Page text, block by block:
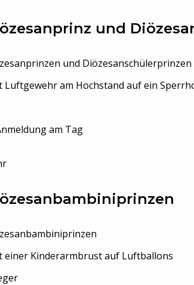
und
und Diözesanschülerprinzen
Luftgewehr am Hochstand auf ein
am Tag
einer Kinderarmbrust auf Luftballons